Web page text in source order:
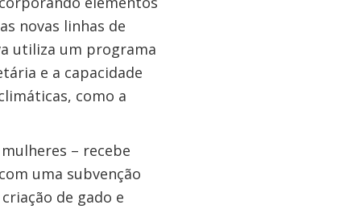
novas linhas de
utiliza um programa
e a capacidade
como a
– recebe
uma subvenção
de gado e